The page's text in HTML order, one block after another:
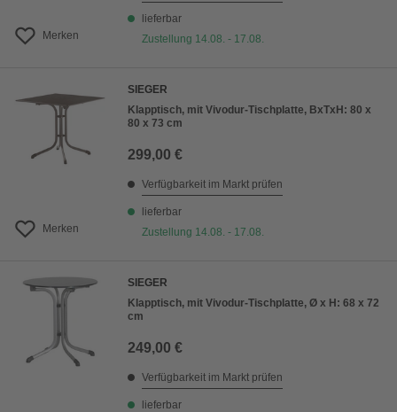
Merken
lieferbar
Zustellung 14.08. - 17.08.
Merken
SIEGER
Klapptisch, mit Vivodur-Tischplatte, BxTxH: 80 x
80 x 73 cm
299,00 €
Verfügbarkeit im Markt prüfen
lieferbar
Zustellung 14.08. - 17.08.
SIEGER
Klapptisch, mit Vivodur-Tischplatte, Ø x H: 68 x 72
cm
249,00 €
Verfügbarkeit im Markt prüfen
lieferbar